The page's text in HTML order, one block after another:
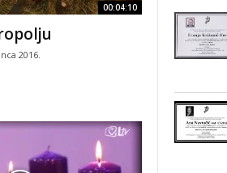
00:04:10
2016.